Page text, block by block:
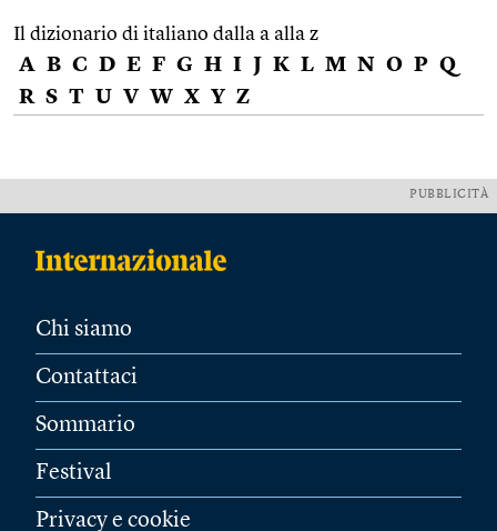
Il dizionario di italiano dalla a alla z
A B C D E F G H I J K L M N O P Q
R S T U V W X Y Z
PUBBLICITÀ
Chi siamo
Contattaci
Sommario
Festival
Privacy e cookie